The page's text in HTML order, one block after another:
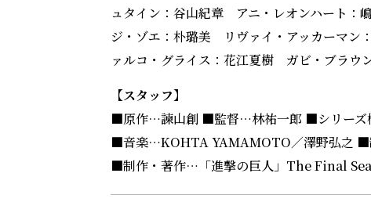
ュタイン：谷山紀章 アニ・レオンハート
ジ・ゾエ：朴璐美 リヴァイ・アッカーマ
ァルコ・グライス：花江夏樹 ガビ・ブラウ
【スタッフ】
■原作…諫山創 ■監督…林祐一郎 ■シリーズ
■音楽…KOHTA YAMAMOTO／澤野弘之
■制作・著作…「進撃の巨人」The Final